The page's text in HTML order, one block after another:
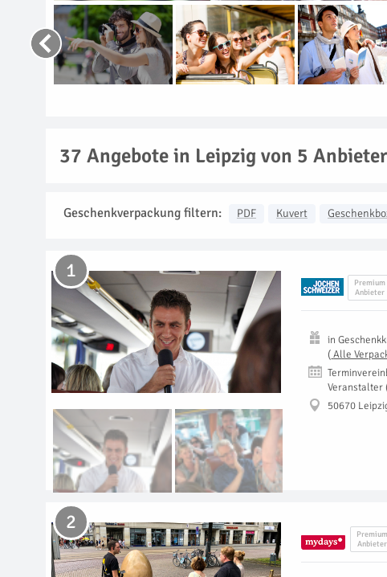
37 Angebote in Leipzig von 5
Geschenkverpackung filtern: PDF Kuvert
Premium
Anbieter
1
in
( Alle
Veranstalter
50670
Premium
Anbieter
2